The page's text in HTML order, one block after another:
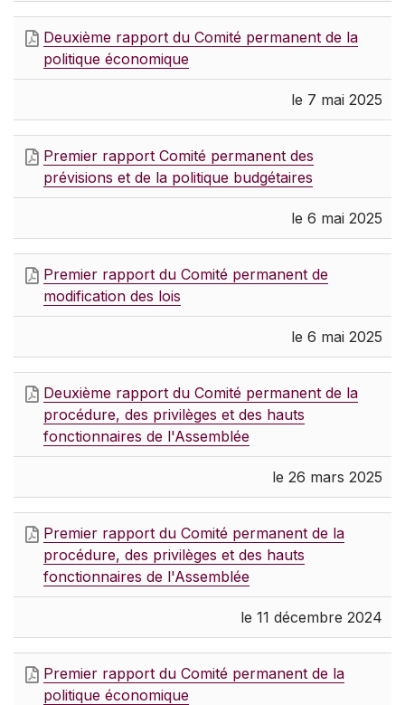
Deuxième rapport du Comité permanent de la
politique économique
le 7 mai 2025
Premier rapport Comité permanent des
prévisions et de la politique budgétaires
le 6 mai 2025
Premier rapport du Comité permanent de
modification des lois
le 6 mai 2025
Deuxième rapport du Comité permanent de la
procédure, des privilèges et des hauts
fonctionnaires de l'Assemblée
le 26 mars 2025
Premier rapport du Comité permanent de la
procédure, des privilèges et des hauts
fonctionnaires de l'Assemblée
le 11 décembre 2024
Premier rapport du Comité permanent de la
politique économique